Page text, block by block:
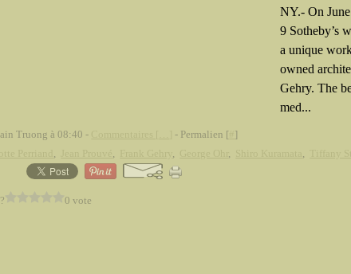
NY.- On
9 Sotheby’s
a unique
owned
Gehry. The
med...
Truong à 08:40 - - Permalien [ ]
, , , , ,
0 vote